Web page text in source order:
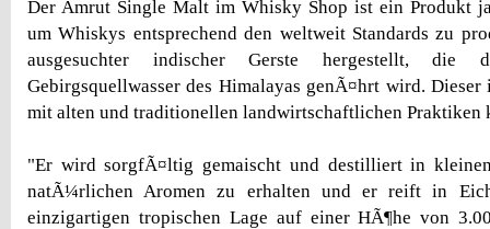
Der Amrut Single Malt im Whisky Shop ist ein Produkt
um Whiskys entsprechend den weltweit Standards zu
ausgesuchter indischer Gerste hergestellt, die
Gebirgsquellwasser des Himalayas genÃ¤hrt wird.
mit alten und traditionellen landwirtschaftlichen
"Er wird sorgfÃ¤ltig gemaischt und destilliert in
natÃ¼rlichen Aromen zu erhalten und er reift in
einzigartigen tropischen Lage auf einer HÃ¶he von